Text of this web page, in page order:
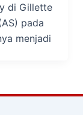
di Gillette
pada
menjadi